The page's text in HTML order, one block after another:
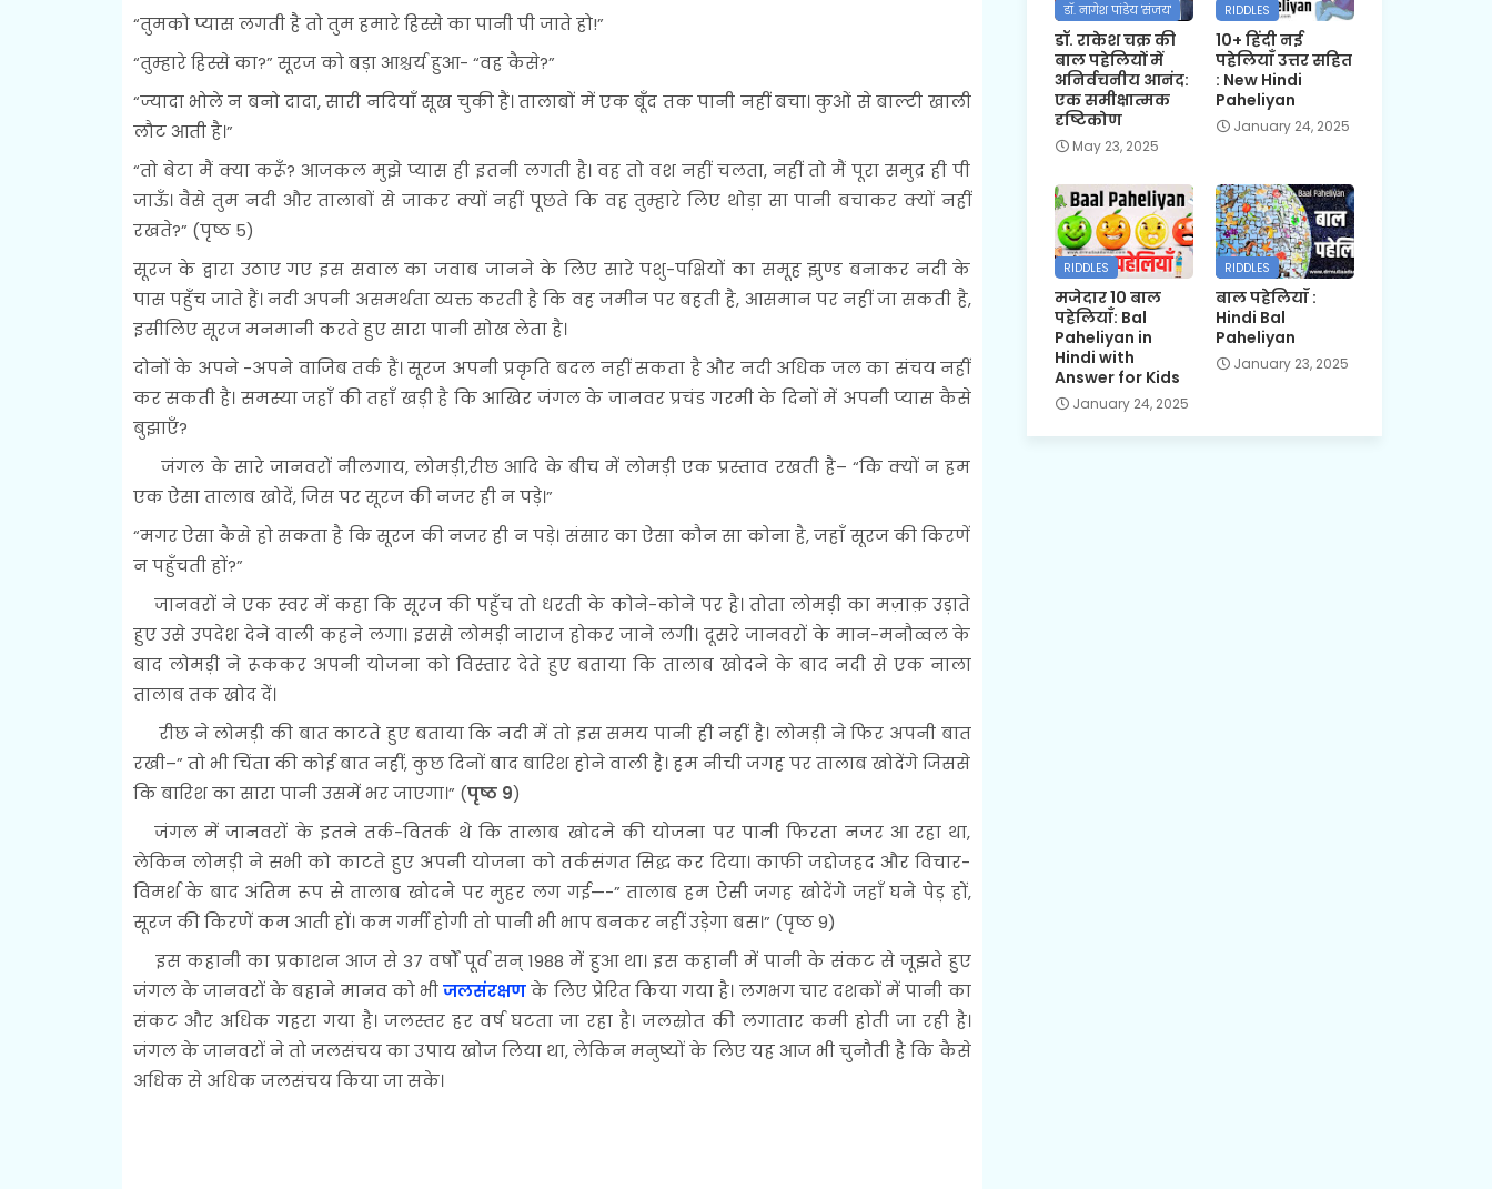
“तुमको प्यास लगती है तो तुम हमारे हिस्से का पानी पी जाते हो!”
“तुम्हारे हिस्से का?” सूरज को बड़ा आश्चर्य हुआ- “वह कैसे?”
“ज्यादा भोले न बनो दादा, सारी नदियाँ सूख चुकी हैं। तालाबों में एक बूँद तक पानी नहीं बचा। कुओं से बाल्टी खाली
लौट आती है।”
“तो बेटा मैं क्या करूँ? आजकल मुझे प्यास ही इतनी लगती है। वह तो वश नहीं चलता, नहीं तो मैं पूरा समुद्र ही पी
जाऊँ। वैसे तुम नदी और तालाबों से जाकर क्यों नहीं पूछते कि वह तुम्हारे लिए थोड़ा सा पानी बचाकर क्यों नहीं
रखते?” (पृष्ठ 5)
सूरज के द्वारा उठाए गए इस सवाल का जवाब जानने के लिए सारे पशु-पक्षियों का समूह झुण्ड बनाकर नदी के
पास पहुँच जाते हैं। नदी अपनी असमर्थता व्यक्त करती है कि वह जमीन पर बहती है, आसमान पर नहीं जा सकती है,
इसीलिए सूरज मनमानी करते हुए सारा पानी सोख लेता है।
दोनों के अपने -अपने वाजिब तर्क हैं। सूरज अपनी प्रकृति बदल नहीं सकता है और नदी अधिक जल का संचय नहीं
कर सकती है। समस्या जहाँ की तहाँ खड़ी है कि आखिर जंगल के जानवर प्रचंड गरमी के दिनों में अपनी प्यास कैसे
बुझाएँ?
जंगल के सारे जानवरों नीलगाय, लोमड़ी,रीछ आदि के बीच में लोमड़ी एक प्रस्ताव रखती है– “कि क्यों न हम
एक ऐसा तालाब खोदें, जिस पर सूरज की नजर ही न पड़े।”
“मगर ऐसा कैसे हो सकता है कि सूरज की नजर ही न पड़े। संसार का ऐसा कौन सा कोना है, जहाँ सूरज की किरणें
न पहुँचती हों?”
जानवरों ने एक स्वर में कहा कि सूरज की पहुँच तो धरती के कोने-कोने पर है। तोता लोमड़ी का मज़ाक़ उड़ाते
हुए उसे उपदेश देने वाली कहने लगा। इससे लोमड़ी नाराज होकर जाने लगी। दूसरे जानवरों के मान-मनौव्वल के
बाद लोमड़ी ने रूककर अपनी योजना को विस्तार देते हुए बताया कि तालाब खोदने के बाद नदी से एक नाला
तालाब तक खोद दें।
रीछ ने लोमड़ी की बात काटते हुए बताया कि नदी में तो इस समय पानी ही नहीं है। लोमड़ी ने फिर अपनी बात
रखी–” तो भी चिंता की कोई बात नहीं, कुछ दिनों बाद बारिश होने वाली है। हम नीची जगह पर तालाब खोदेंगे जिससे
कि बारिश का सारा पानी उसमें भर जाएगा।” (पृष्ठ 9)
जंगल में जानवरों के इतने तर्क-वितर्क थे कि तालाब खोदने की योजना पर पानी फिरता नजर आ रहा था,
लेकिन लोमड़ी ने सभी को काटते हुए अपनी योजना को तर्कसंगत सिद्ध कर दिया। काफी जद्दोजहद और विचार-
विमर्श के बाद अंतिम रूप से तालाब खोदने पर मुहर लग गई—-” तालाब हम ऐसी जगह खोदेंगे जहाँ घने पेड़ हों,
सूरज की किरणें कम आती हों। कम गर्मी होगी तो पानी भी भाप बनकर नहीं उड़ेगा बस।” (पृष्ठ 9)
इस कहानी का प्रकाशन आज से 37 वर्षों पूर्व सन् 1988 में हुआ था। इस कहानी में पानी के संकट से जूझते हुए
जंगल के जानवरों के बहाने मानव को भीजलसंरक्षणके लिए प्रेरित किया गया है। लगभग चार दशकों में पानी का
संकट और अधिक गहरा गया है। जलस्तर हर वर्ष घटता जा रहा है। जलस्रोत की लगातार कमी होती जा रही है।
जंगल के जानवरों ने तो जलसंचय का उपाय खोज लिया था, लेकिन मनुष्यों के लिए यह आज भी चुनौती है कि कैसे
अधिक से अधिक जलसंचय किया जा सके।
डॉ. नागेश पांडेय 'संजय'
डॉ. राकेश चक्र की
बाल पहेलियों में
अनिर्वचनीय आनंद:
एक समीक्षात्मक
दृष्टिकोण
May 23, 2025
RIDDLES
10+ हिंदी नई
पहेलियाँ उत्तर सहित
: New Hindi
Paheliyan
January 24, 2025
RIDDLES
मजेदार 10 बाल
पहेलियाँ: Bal
Paheliyan in
Hindi with
Answer for Kids
January 24, 2025
RIDDLES
बाल पहेलियाँ :
Hindi Bal
Paheliyan
January 23, 2025